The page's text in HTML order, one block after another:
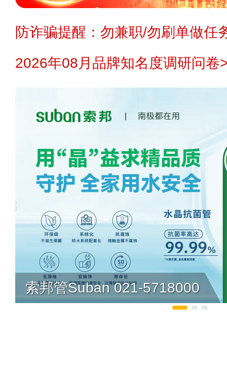
防诈骗提醒：勿兼职/勿刷单做任
2026年08月品牌知名度调研问卷
索邦管Suban 021-5718000